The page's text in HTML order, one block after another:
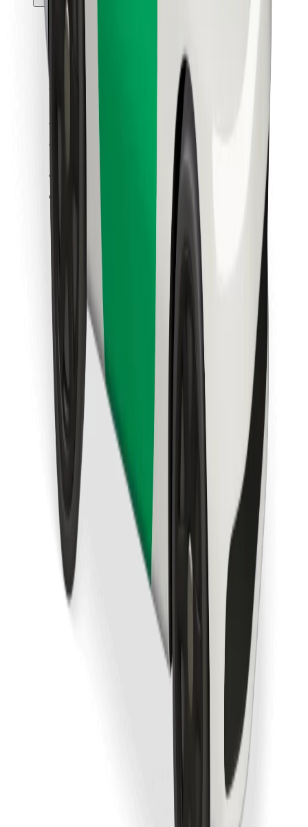
Tarnijad
Küpsised
Turvalisus
Laadi alla Bolti rakendus
Laadi alla Bolt Foodi rakendus